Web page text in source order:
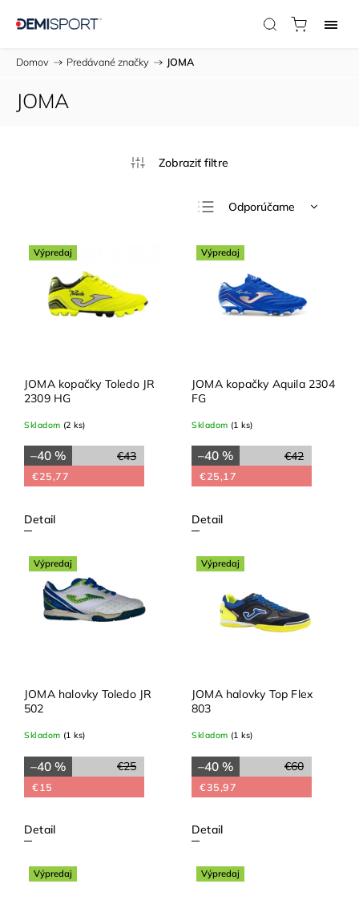
Domov / Predávané značky / JOMA
JOMA
Odporúčame
Najdrahšie
Najpredávanejšie
Abecedne
Výpredaj
JOMA kopačky Toledo JR
2309 HG
Skladom (2 ks)
€43
–40 %
€25,77
Detail
Výpredaj
JOMA kopačky Aquila 2304
FG
Skladom (1 ks)
€42
–40 %
€25,17
Detail
Výpredaj
JOMA halovky Toledo JR
502
Skladom (1 ks)
€25
–40 %
€15
Detail
Výpredaj
JOMA halovky Top Flex
803
Skladom (1 ks)
€60
–40 %
€35,97
Detail
Výpredaj Výpredaj